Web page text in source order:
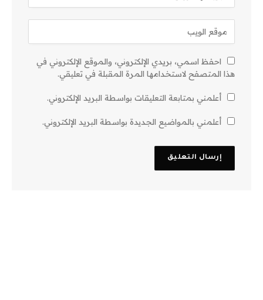
احفظ اسمي، بريدي الإلكتروني، والموقع الإلكتروني في
هذا المتصفح لاستخدامها المرة المقبلة في تعليقي.
أعلمني بمتابعة التعليقات بواسطة البريد الإلكتروني.
أعلمني بالمواضيع الجديدة بواسطة البريد الإلكتروني.